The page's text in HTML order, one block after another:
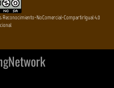
Reconocimiento-NoComercial-CompartirIgual 4.0